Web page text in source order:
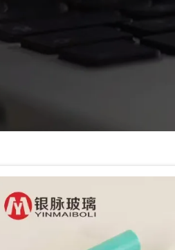
+8618320020407